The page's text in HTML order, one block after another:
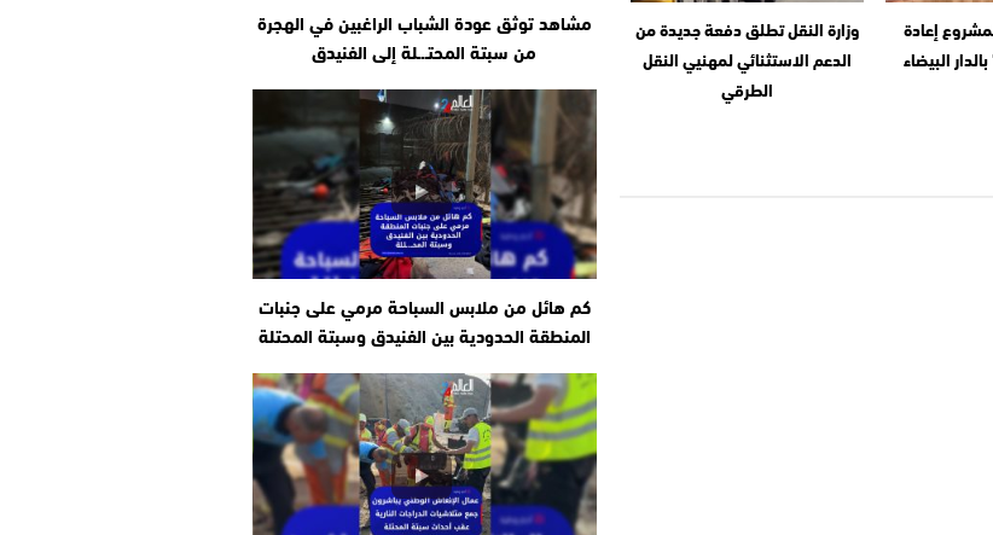
إعادة
البيضاء
وزارة النقل تطلق دفعة جديدة من
الدعم الاستثنائي لمهنيي النقل
الطرقي
مشاهد توثق عودة الشباب الراغبين في الهجرة
من سبتة المحتـ.ـلة إلى الفنيدق
كم هائل من ملابس السباحة مرمي على جنبات
المنطقة الحدودية بين الفنيدق وسبتة المحتلة